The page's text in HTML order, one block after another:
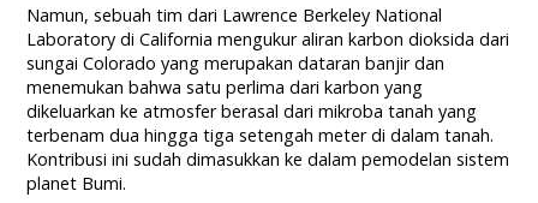
Namun, sebuah tim dari Lawrence Berkeley National
Laboratory di California mengukur aliran karbon dioksida dari
sungai Colorado yang merupakan dataran banjir dan
menemukan bahwa satu perlima dari karbon yang
dikeluarkan ke atmosfer berasal dari mikroba tanah yang
terbenam dua hingga tiga setengah meter di dalam tanah.
Kontribusi ini sudah dimasukkan ke dalam pemodelan sistem
planet Bumi.